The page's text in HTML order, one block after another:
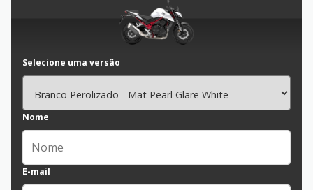
Selecione uma versão
Nome
E-mail